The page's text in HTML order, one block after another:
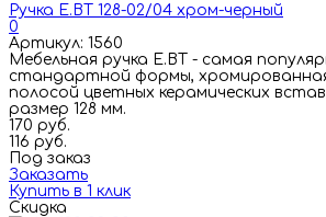
Ручка E.BT 128-02/04 хром-черный
0
Артикул: 1560
Мебельная ручка E.BT - самая
стандартной формы,
полосой цветных керамических
размер 128 мм.
170 руб.
116 руб.
Под заказ
Заказать
Купить в 1 клик
Скидка